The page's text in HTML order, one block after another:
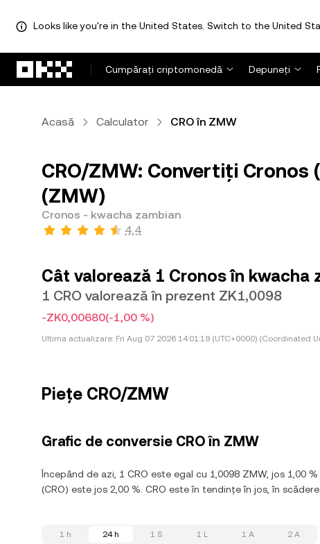
Looks like you're in the United States. Switch to the United
Cumpărați criptomonedă
Depuneți
Acasă Calculator CRO în ZMW
CRO/ZMW: Convertiți Cronos
(ZMW)
Cronos - kwacha zambian
4,4
Cât valorează 1 Cronos în kwacha
1 CRO valorează în prezent ZK1,0098
-ZK0,00680(-1,00 %)
Ultima actualizare: Fri Aug 07 2026 14:01:19 (UTC+0000) (Coordinated
Piețe CRO/ZMW
Grafic de conversie CRO în ZMW
Începând de azi, 1 CRO este egal cu 1,0098 ZMW, jos 1,00
(CRO) este jos 2,00 %. CRO este în tendințe în jos, în
1 h 24 h 1 S 1 L 1 A 2 A